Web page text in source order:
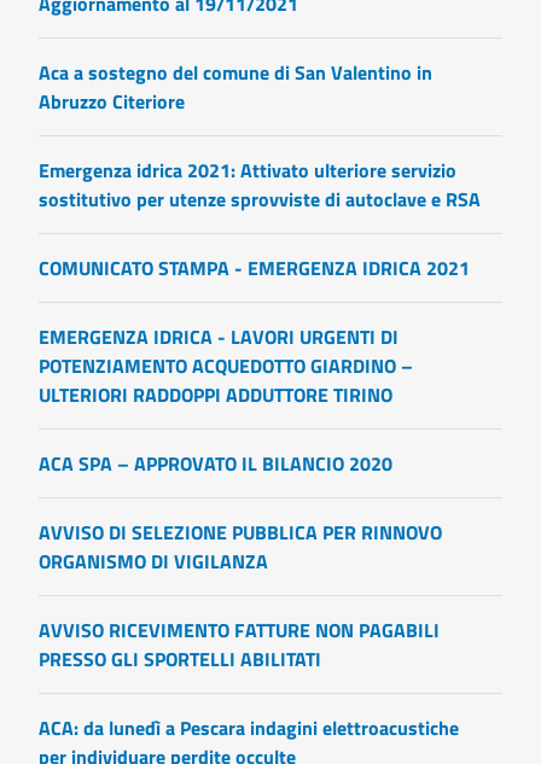
Aca a sostegno del comune di San Valentino in
Abruzzo Citeriore
Emergenza idrica 2021: Attivato ulteriore servizio
sostitutivo per utenze sprovviste di autoclave e RSA
COMUNICATO STAMPA - EMERGENZA IDRICA 2021
EMERGENZA IDRICA - LAVORI URGENTI DI
POTENZIAMENTO ACQUEDOTTO GIARDINO –
ULTERIORI RADDOPPI ADDUTTORE TIRINO
ACA SPA – APPROVATO IL BILANCIO 2020
AVVISO DI SELEZIONE PUBBLICA PER RINNOVO
ORGANISMO DI VIGILANZA
AVVISO RICEVIMENTO FATTURE NON PAGABILI
PRESSO GLI SPORTELLI ABILITATI
ACA: da lunedì a Pescara indagini elettroacustiche
per individuare perdite occulte